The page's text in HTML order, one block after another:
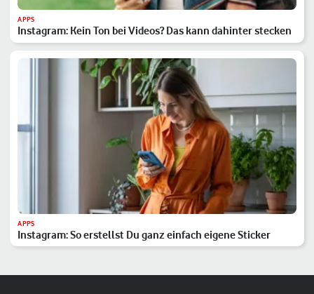
APPS
Instagram: Kein Ton bei Videos? Das kann dahinter stecken
APPS
Instagram: So erstellst Du ganz einfach eigene Sticker